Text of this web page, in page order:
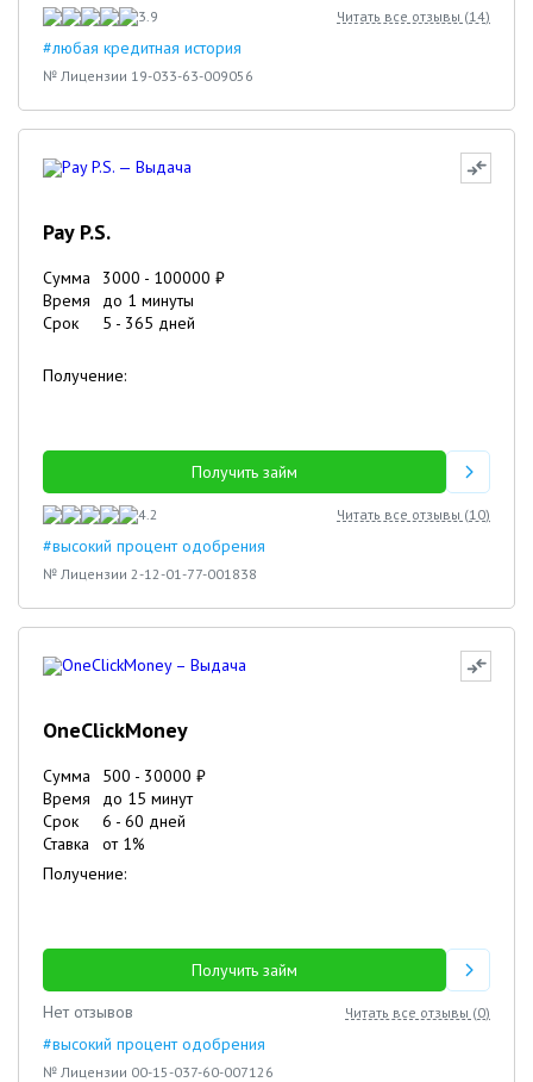
3.9 Читать все отзывы (14)
#любая кредитная история
№ Лицензии 19-033-63-009056
Pay P.S.
Сумма 3000 - 100000 ₽
Время
до 1 минуты
Срок
5 - 365 дней
Получение:
Получить займ
4.2 Читать все отзывы (10)
#высокий процент одобрения
№ Лицензии 2-12-01-77-001838
OneClickMoney
Сумма 500 - 30000 ₽
Время
до 15 минут
Срок
6 - 60 дней
Ставка
от 1%
Получение:
Получить займ
Нет отзывов
Читать все отзывы (0)
#высокий процент одобрения
№ Лицензии 00-15-037-60-007126